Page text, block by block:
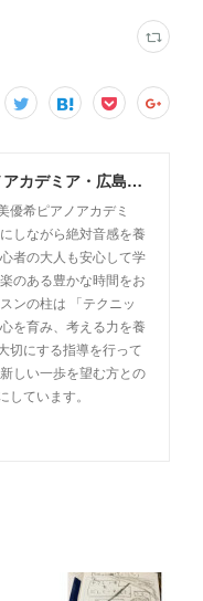
こだま美優希ピアノアカデミア・広島市中区
優希ピアノアカデミ
しながら絶対音感を養
者の大人も安心して学
のある豊かな時間をお
ンの柱は 「テクニッ
を育み、考える力を養
切にする指導を行って
しい一歩を望む方との
しています。